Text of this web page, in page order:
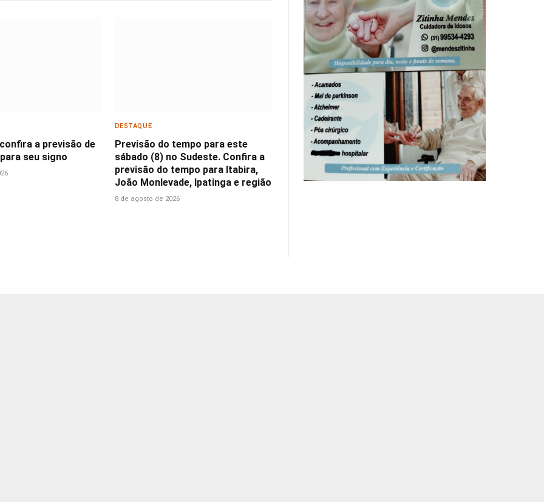
a previsão de
seu signo
DESTAQUE
Previsão do tempo para este
sábado (8) no Sudeste. Confira a
previsão do tempo para Itabira,
João Monlevade, Ipatinga e região
8 de agosto de 2026